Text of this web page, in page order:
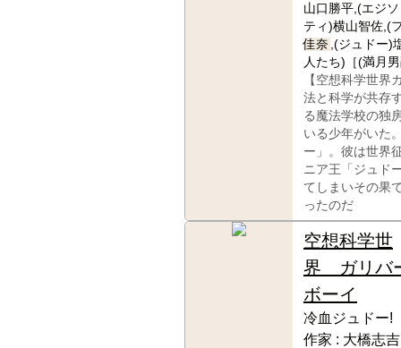
山口勝平,(エジ
ティ)横山智佐,(
佳奈 ,(ジュドー)
人たち)［(満月
【空想科学世界
法と科学が共存
る魔法学校の独
いる少年がいた
ー」。彼は世界
ニア王「ジュド
てしまいその果
ったのだ
空想科学世
界 ガリバ
ボーイ
冷血ジュドー!
作家 : 大橋志吉